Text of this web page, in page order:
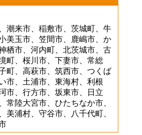
潮来市、稲敷市、茨城町、牛
美玉市、笠間市、鹿嶋市、か
栖市、河内町、北茨城市、古
町、桜川市、下妻市、常総
町、高萩市、筑西市、つくば
市、土浦市、東海村、利根
市、行方市、坂東市、日立
常陸大宮市、ひたちなか市、
美浦村、守谷市、八千代町、